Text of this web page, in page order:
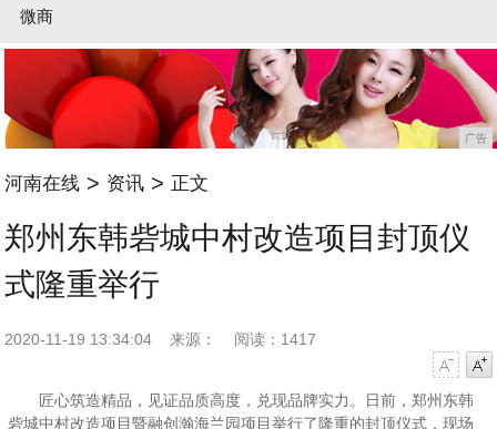
微商
广告
河南在线 > 资讯 > 正文
郑州东韩砦城中村改造项目封顶仪
式隆重举行
2020-11-19 13:34:04 来源：
阅读：1417
匠心筑造精品，见证品质高度，兑现品牌实力。日前，郑州东韩
砦城中村改造项目暨融创瀚海兰园项目举行了隆重的封顶仪式，现场